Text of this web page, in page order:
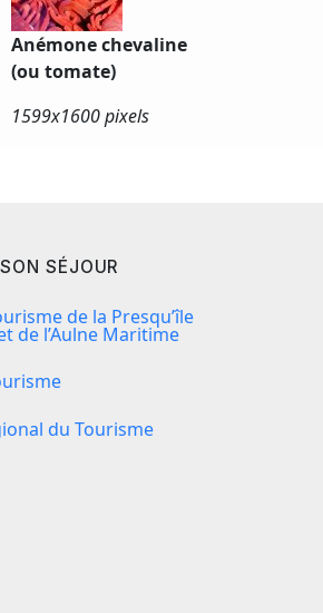
Anémone chevaline
(ou tomate)
1599x1600 pixels
SÉJOUR
de la Presqu’île
de l’Aulne Maritime
du Tourisme